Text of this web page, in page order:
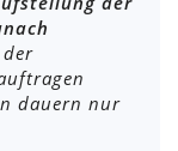
dauern nur